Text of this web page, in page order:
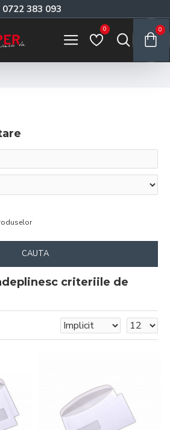
0722 383 093
0 0
CAUTA
criteriile de